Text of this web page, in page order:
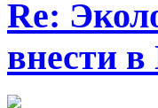
Re:
внести